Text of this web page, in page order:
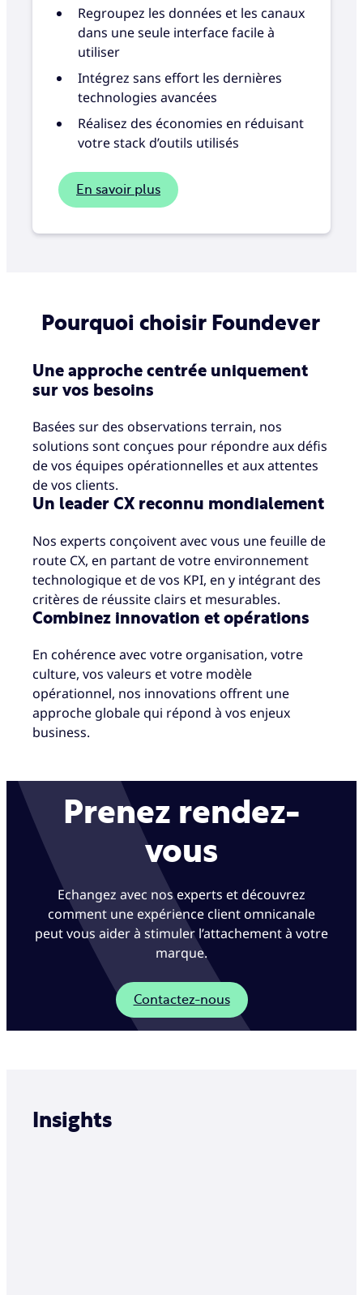
Regroupez les données et les canaux
dans une seule interface facile à
utiliser
Intégrez sans effort les dernières
technologies avancées
Réalisez des économies en réduisant
votre stack d’outils utilisés
En savoir plus
Pourquoi choisir Foundever
Une approche centrée uniquement
sur vos besoins
Basées sur des observations terrain, nos
solutions sont conçues pour répondre aux défis
de vos équipes opérationnelles et aux attentes
de vos clients.
Un leader CX reconnu mondialement
Nos experts conçoivent avec vous une feuille de
route CX, en partant de votre environnement
technologique et de vos KPI, en y intégrant des
critères de réussite clairs et mesurables.
Combinez innovation et opérations
En cohérence avec votre organisation, votre
culture, vos valeurs et votre modèle
opérationnel, nos innovations offrent une
approche globale qui répond à vos enjeux
business.
Prenez rendez-
vous
Echangez avec nos experts et découvrez
comment une expérience client omnicanale
peut vous aider à stimuler l’attachement à votre
marque.
Contactez-nous
Insights